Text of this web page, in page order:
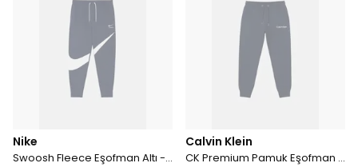
Nike
Swoosh Fleece Eşofman Altı - Lacivert
Calvin Klein
CK Premium Pamuk Eşofman Altı - Lacivert